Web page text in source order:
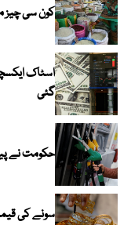
کون سی چیز
اسٹاک
گئی
حکومت نے
سونے کی